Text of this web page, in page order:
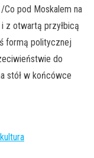
pod Moskalem na
z otwartą przyłbicą
formą politycznej
do
stół w końcówce